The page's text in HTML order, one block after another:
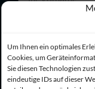
Um Ihnen ein optimales
Cookies, um
Sie diesen Technologien
eindeutige IDs auf dieser